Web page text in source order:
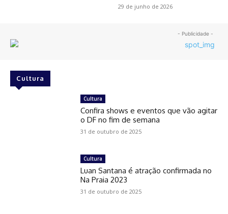
29 de junho de 2026
- Publicidade -
Cultura
Cultura
Confira shows e eventos que vão agitar
o DF no fim de semana
31 de outubro de 2025
Cultura
Luan Santana é atração confirmada no
Na Praia 2023
31 de outubro de 2025